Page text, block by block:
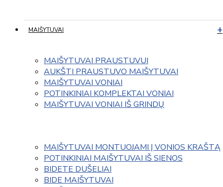
MAIŠYTUVAI
MAIŠYTUVAI PRAUSTUVUI
AUKŠTI PRAUSTUVO MAIŠYTUVAI
MAIŠYTUVAI VONIAI
POTINKINIAI KOMPLEKTAI VONIAI
MAIŠYTUVAI VONIAI IŠ GRINDŲ
MAIŠYTUVAI MONTUOJAMI Į VONIOS KRAŠTĄ
POTINKINIAI MAIŠYTUVAI IŠ SIENOS
BIDETE DUŠELIAI
BIDE MAIŠYTUVAI